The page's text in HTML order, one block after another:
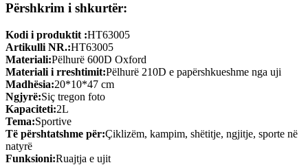
Përshkrim i shkurtër:
Kodi i produktit :HT63005
Artikulli NR.:HT63005
Materiali:Pëlhurë 600D Oxford
Materiali i rreshtimit:Pëlhurë 210D e papërshkueshme nga uji
Madhësia:20*10*47 cm
Ngjyrë:Siç tregon foto
Kapaciteti:2L
Tema:Sportive
Të përshtatshme për:Çiklizëm, kampim, shëtitje, ngjitje, sporte në
natyrë
Funksioni:Ruajtja e ujit